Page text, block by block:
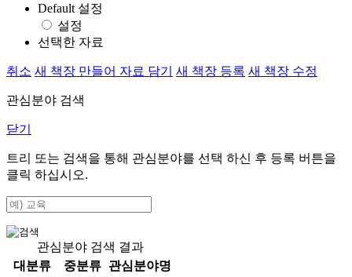
Default 설정
설정
선택한 자료
취소 새 책장 만들어 자료 담기 새 책장 등록 새 책장 수정
관심분야 검색
닫기
트리 또는 검색을 통해 관심분야를 선택 하신 후 등록 버튼을
클릭 하십시오.
관심분야 검색 결과
대분류
중분류
관심분야명